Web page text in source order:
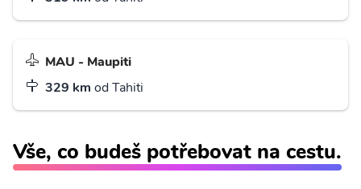
MAU - Maupiti
329 km od Tahiti
Vše, co budeš potřebovat na cestu.